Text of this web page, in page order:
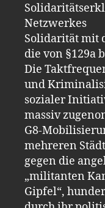
Netzwerkes
Solidarität mit
die von §129a
Die
und
sozialer
massiv
G8-
mehreren
gegen die
„militanten
Gipfel“,